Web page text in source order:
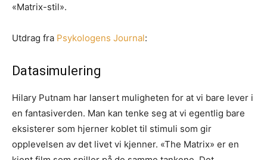
«Matrix-stil».
Utdrag fra Psykologens Journal:
Datasimulering
Hilary Putnam har lansert muligheten for at vi bare lever i
en fantasiverden. Man kan tenke seg at vi egentlig bare
eksisterer som hjerner koblet til stimuli som gir
opplevelsen av det livet vi kjenner. «The Matrix» er en